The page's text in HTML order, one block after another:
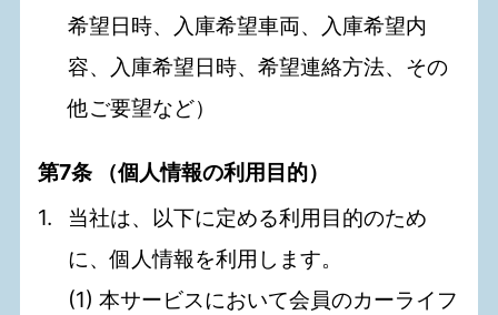
希望日時、入庫希望車両、入庫希望内
容、入庫希望日時、希望連絡方法、その
他ご要望など）
第7条 （個人情報の利用目的）
当社は、以下に定める利用目的のため
に、個人情報を利用します。
(1) 本サービスにおいて会員のカーライフ